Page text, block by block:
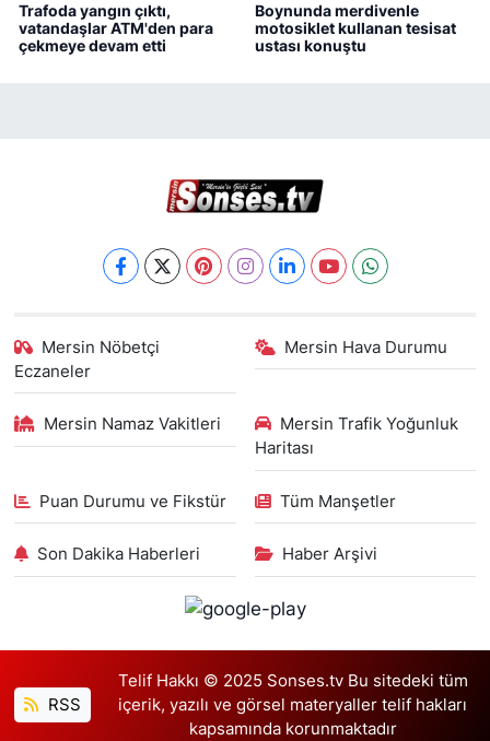
Trafoda yangın çıktı,
vatandaşlar ATM'den para
çekmeye devam etti
Boynunda merdivenle
motosiklet kullanan tesisat
ustası konuştu
Mersin Nöbetçi
Eczaneler
Mersin Hava Durumu
Mersin Namaz Vakitleri
Mersin Trafik Yoğunluk
Haritası
Puan Durumu ve Fikstür Tüm Manşetler
Son Dakika Haberleri Haber Arşivi
RSS
Telif Hakkı © 2025 Sonses.tv Bu sitedeki tüm
içerik, yazılı ve görsel materyaller telif hakları
kapsamında korunmaktadır